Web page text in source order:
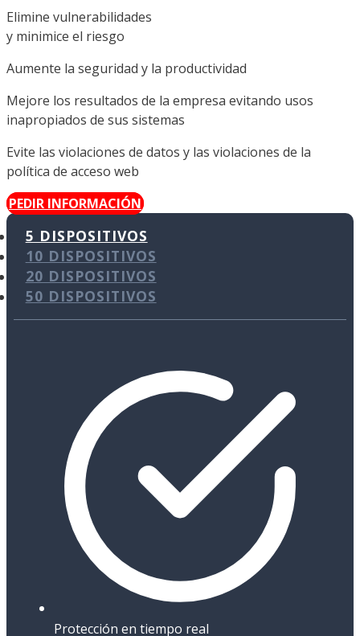
Elimine vulnerabilidades
y minimice el riesgo
Aumente la seguridad y la productividad
Mejore los resultados de la empresa evitando usos
inapropiados de sus sistemas
Evite las violaciones de datos y las violaciones de la
política de acceso web
PEDIR INFORMACIÓN
5 DISPOSITIVOS
10 DISPOSITIVOS
20 DISPOSITIVOS
50 DISPOSITIVOS
Protección en tiempo real